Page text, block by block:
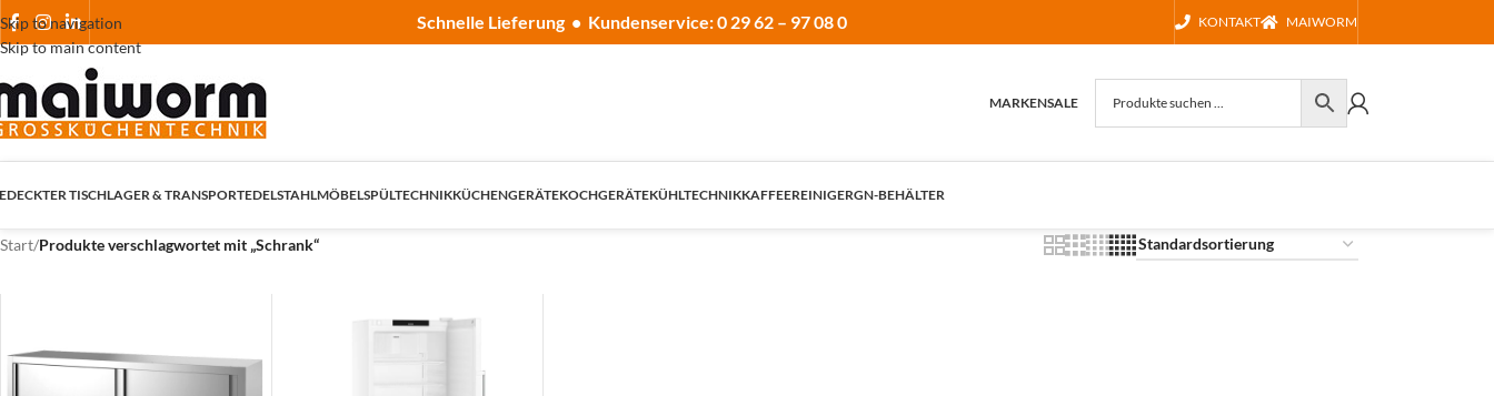
Skip to navigation
Skip to main content
Schnelle Lieferung • Kundenservice: 0 29 62 – 97 08 0 KONTAKT MAIWORM
MARKENSALE
TISCHLAGER & TRANSPORTEDELSTAHLMÖBELSPÜLTECHNIKKÜCHENGERÄTEKOCHGERÄTEKÜHLTECHNIKKAFFEEREINIGERGN-BEHÄLTER
Start/Produkte verschlagwortet mit „Schrank“